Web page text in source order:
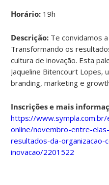
Horário: 19h
Descrição: Te convidamos
Transformando os
cultura de inovação. Esta
Jaqueline Bitencourt Lopes,
branding, marketing e
Inscrições e mais
https://
online/novembro-entre-
resultados-da-organizacao-
inovacao/2201522